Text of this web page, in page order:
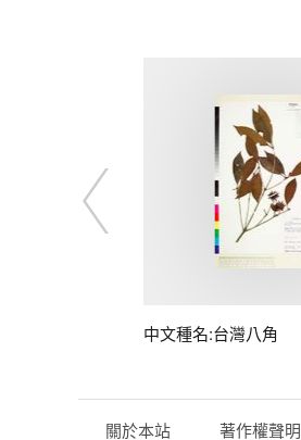
中文種名:台灣八角
關於本站 著作權聲明